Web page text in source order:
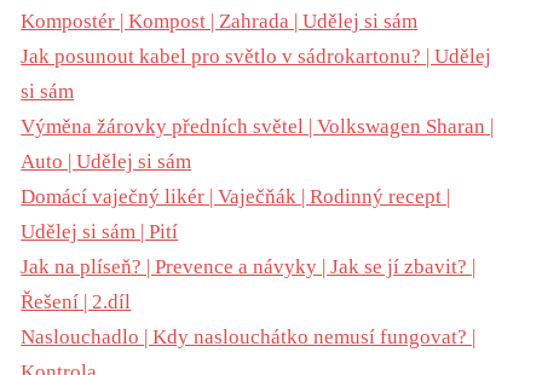
Kompostér | Kompost | Zahrada | Udělej si sám
Jak posunout kabel pro světlo v sádrokartonu? | Udělej
si sám
Výměna žárovky předních světel | Volkswagen Sharan |
Auto | Udělej si sám
Domácí vaječný likér | Vaječňák | Rodinný recept |
Udělej si sám | Pití
Jak na plíseň? | Prevence a návyky | Jak se jí zbavit? |
Řešení | 2.díl
Naslouchadlo | Kdy naslouchátko nemusí fungovat? |